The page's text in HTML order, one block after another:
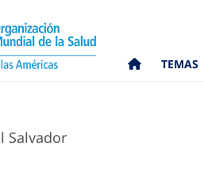
TEMAS
Salvador